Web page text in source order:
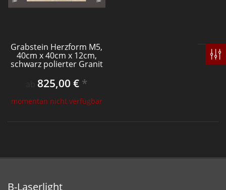
Grabstein Herzform M5,
40cm x 40cm x 12cm,
schwarz polierter Granit
825,00 € *
momentan nicht verfügbar
B-Laserlight